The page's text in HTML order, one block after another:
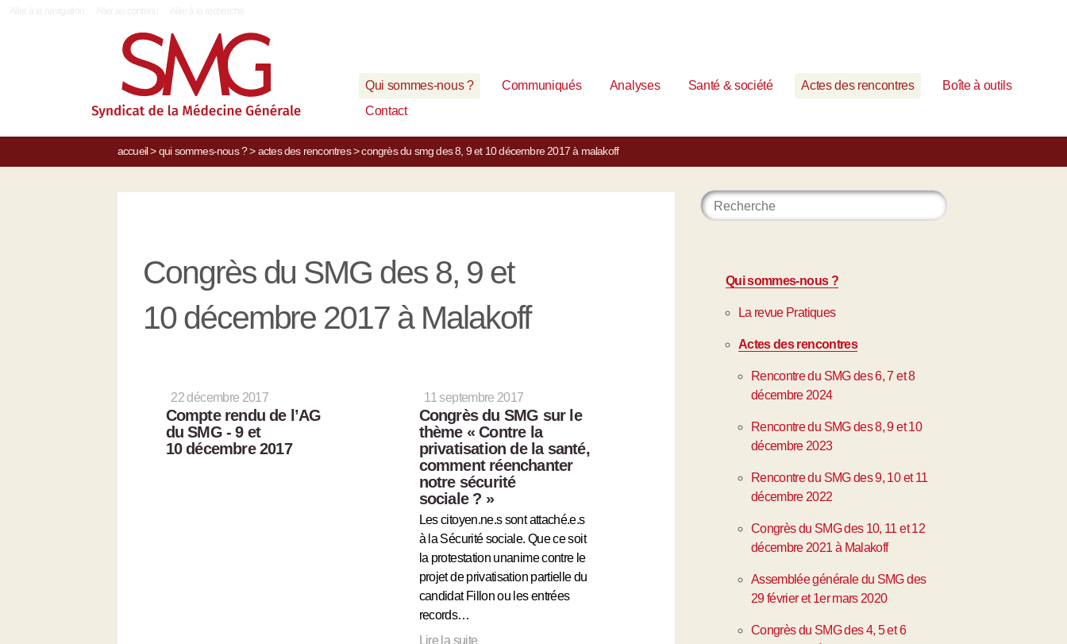
Qui sommes-nous ? Communiqués Analyses Santé & société Actes des rencontres
Boîte à outils
Contact
accueil> qui sommes-nous ?> actes des rencontres> congrès du smg des 8, 9 et 10 décembre 2017 à malakoff
Congrès du SMG des 8, 9 et
10 décembre 2017 à Malakoff
22 décembre 2017
Compte rendu de l’AG
du SMG - 9 et
10 décembre 2017
11 septembre 2017
Congrès du SMG sur le
thème « Contre la
privatisation de la santé,
comment réenchanter
notre sécurité
sociale ? »
Les citoyen.ne.s sont attaché.e.s
à la Sécurité sociale. Que ce soit
la protestation unanime contre le
projet de privatisation partielle du
candidat Fillon ou les entrées
records…
Lire la suite
Qui sommes-nous ?
La revue Pratiques
Actes des rencontres
Rencontre du SMG des 6, 7 et 8
décembre 2024
Rencontre du SMG des 8, 9 et 10
décembre 2023
Rencontre du SMG des 9, 10 et 11
décembre 2022
Congrès du SMG des 10, 11 et 12
décembre 2021 à Malakoff
Assemblée générale du SMG des
29 février et 1er mars 2020
Congrès du SMG des 4, 5 et 6